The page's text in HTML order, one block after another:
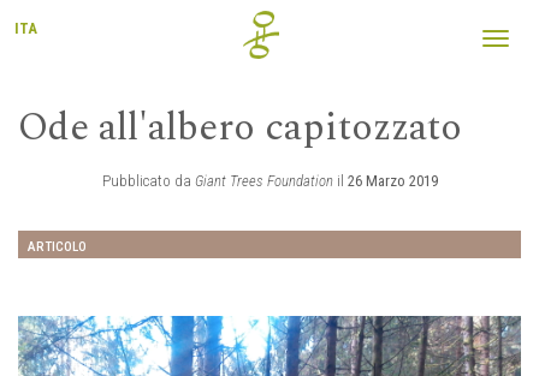
ITA
Ode all'albero capitozzato
Pubblicato da Giant Trees Foundationil 26 Marzo 2019
ARTICOLO